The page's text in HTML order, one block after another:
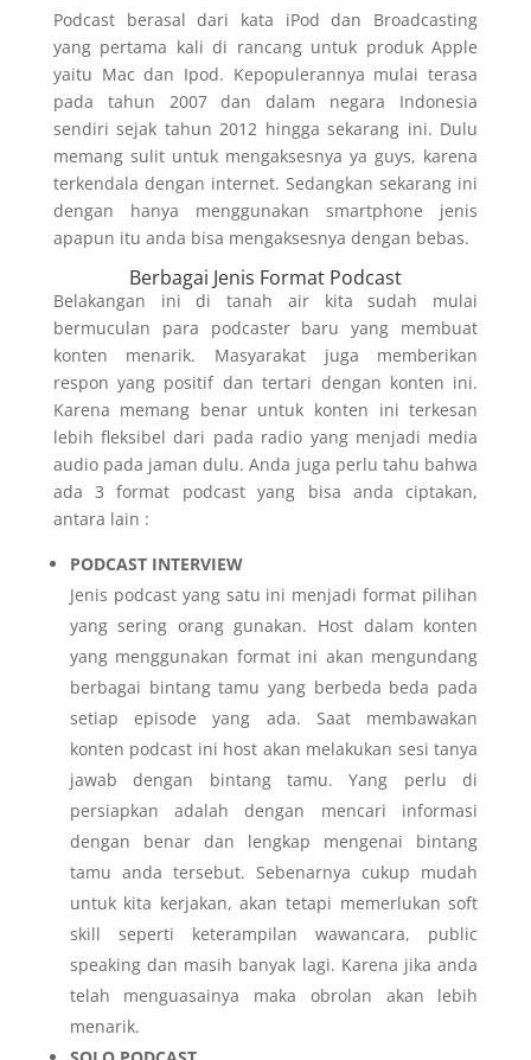
Podcast berasal dari kata iPod dan Broadcasting
yang pertama kali di rancang untuk produk Apple
yaitu Mac dan Ipod. Kepopulerannya mulai terasa
pada tahun 2007 dan dalam negara Indonesia
sendiri sejak tahun 2012 hingga sekarang ini. Dulu
memang sulit untuk mengaksesnya ya guys, karena
terkendala dengan internet. Sedangkan sekarang ini
dengan hanya menggunakan smartphone jenis
apapun itu anda bisa mengaksesnya dengan bebas.
Berbagai Jenis Format Podcast
Belakangan ini di tanah air kita sudah mulai
bermuculan para podcaster baru yang membuat
konten menarik. Masyarakat juga memberikan
respon yang positif dan tertari dengan konten ini.
Karena memang benar untuk konten ini terkesan
lebih fleksibel dari pada radio yang menjadi media
audio pada jaman dulu. Anda juga perlu tahu bahwa
ada 3 format podcast yang bisa anda ciptakan,
antara lain :
PODCAST INTERVIEW
Jenis podcast yang satu ini menjadi format pilihan
yang sering orang gunakan. Host dalam konten
yang menggunakan format ini akan mengundang
berbagai bintang tamu yang berbeda beda pada
setiap episode yang ada. Saat membawakan
konten podcast ini host akan melakukan sesi tanya
jawab dengan bintang tamu. Yang perlu di
persiapkan adalah dengan mencari informasi
dengan benar dan lengkap mengenai bintang
tamu anda tersebut. Sebenarnya cukup mudah
untuk kita kerjakan, akan tetapi memerlukan soft
skill seperti keterampilan wawancara, public
speaking dan masih banyak lagi. Karena jika anda
telah menguasainya maka obrolan akan lebih
menarik.